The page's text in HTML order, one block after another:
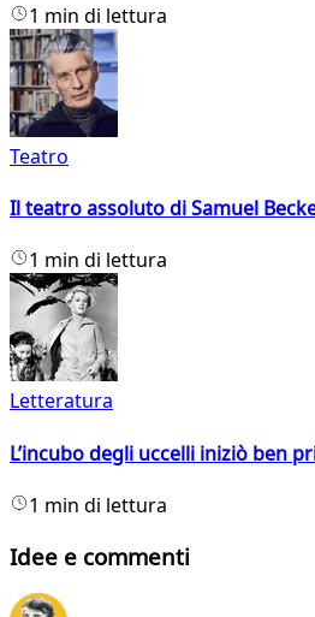
1 min di lettura
Teatro
Il teatro assoluto di Samuel
1 min di lettura
Letteratura
L’incubo degli uccelli iniziò ben
1 min di lettura
Idee e commenti